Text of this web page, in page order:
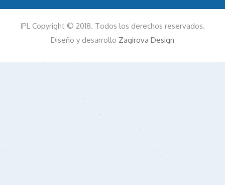
IPL Copyright © 2018. Todos los derechos reservados.
Diseño y desarrollo Zagirova Design